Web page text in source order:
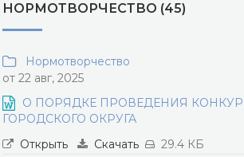
НОРМОТВОРЧЕСТВО (45)
Нормотворчество
от 22 авг, 2025
О ПОРЯДКЕ ПРОВЕДЕНИЯ
ГОРОДСКОГО ОКРУГА
Открыть
Скачать 29.4 КБ